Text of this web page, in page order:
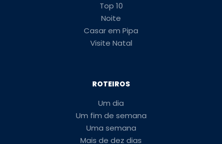
Top 10
Noite
Casar em Pipa
Visite Natal
ROTEIROS
Um dia
Um fim de semana
Uma semana
Mais de dez dias